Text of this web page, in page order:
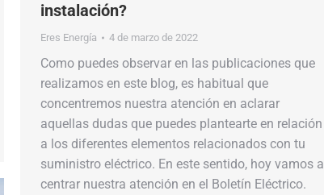
instalación?
Eres Energía 4 de marzo de 2022
Como puedes observar en las publicaciones que
realizamos en este blog, es habitual que
concentremos nuestra atención en aclarar
aquellas dudas que puedes plantearte en relación
a los diferentes elementos relacionados con tu
suministro eléctrico. En este sentido, hoy vamos a
centrar nuestra atención en el Boletín Eléctrico.